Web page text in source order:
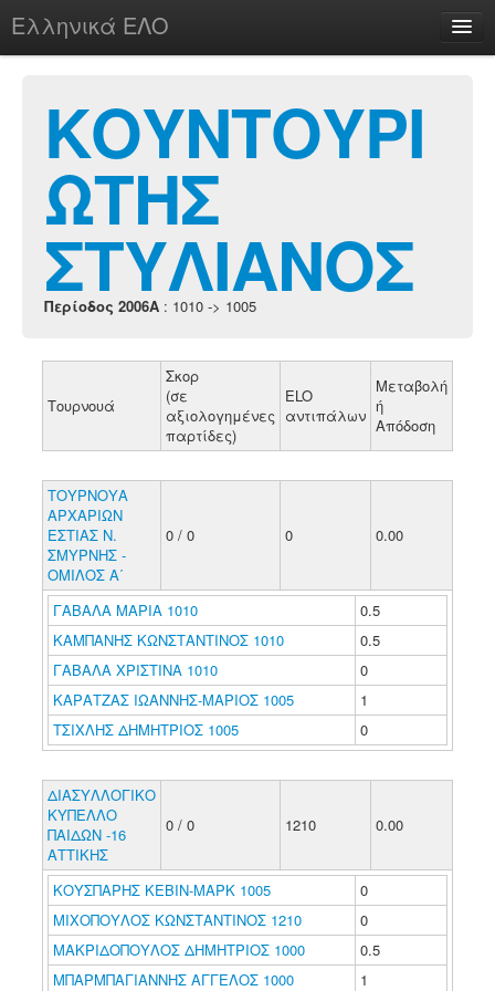
Ελληνικά ΕΛΟ
chesstu.be @ discord
Login
ΚΟΥΝΤΟΥΡΙ
ΩΤΗΣ
ΣΤΥΛΙΑΝΟΣ
Περίοδος 2006A : 1010 -> 1005
Τουρνουά
Σκορ
(σε
αξιολογημένες
παρτίδες)
ELO
αντιπάλων
Μεταβολή
ή
Απόδοση
ΤΟΥΡΝΟΥΑ
ΑΡΧΑΡΙΩΝ
ΕΣΤΙΑΣ Ν.
ΣΜΥΡΝΗΣ -
ΟΜΙΛΟΣ Α΄
0 / 0 0 0.00
ΓΑΒΑΛΑ ΜΑΡΙΑ 1010
0.5
ΚΑΜΠΑΝΗΣ ΚΩΝΣΤΑΝΤΙΝΟΣ 1010
0.5
ΓΑΒΑΛΑ ΧΡΙΣΤΙΝΑ 1010
0
ΚΑΡΑΤΖΑΣ ΙΩΑΝΝΗΣ-ΜΑΡΙΟΣ 1005
1
ΤΣΙΧΛΗΣ ΔΗΜΗΤΡΙΟΣ 1005
0
ΔΙΑΣΥΛΛΟΓΙΚΟ
ΚΥΠΕΛΛΟ
ΠΑΙΔΩΝ -16
ΑΤΤΙΚΗΣ
0 / 0 1210 0.00
ΚΟΥΣΠΑΡΗΣ ΚΕΒΙΝ-ΜΑΡΚ 1005
0
ΜΙΧΟΠΟΥΛΟΣ ΚΩΝΣΤΑΝΤΙΝΟΣ 1210
0
ΜΑΚΡΙΔΟΠΟΥΛΟΣ ΔΗΜΗΤΡΙΟΣ 1000
0.5
ΜΠΑΡΜΠΑΓΙΑΝΝΗΣ ΑΓΓΕΛΟΣ 1000
1